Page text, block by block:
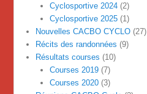
Cyclosportive 2024(2)
Cyclosportive 2025(1)
Nouvelles CACBO CYCLO (27)
Récits des randonnées (9)
Résultats courses (10)
Courses 2019(7)
Courses 2020(3)